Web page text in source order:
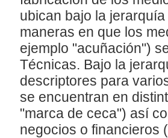
ubican bajo la
maneras en que los
ejemplo "acuñación")
Técnicas. Bajo la
descriptores para
se encuentran en
"marca de ceca") así
negocios o financieros